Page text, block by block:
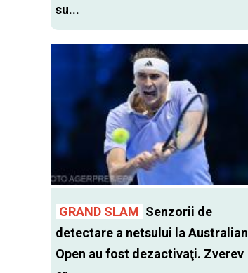
su...
GRAND SLAM Senzorii de
detectare a netsului la Australian
Open au fost dezactivaţi. Zverev